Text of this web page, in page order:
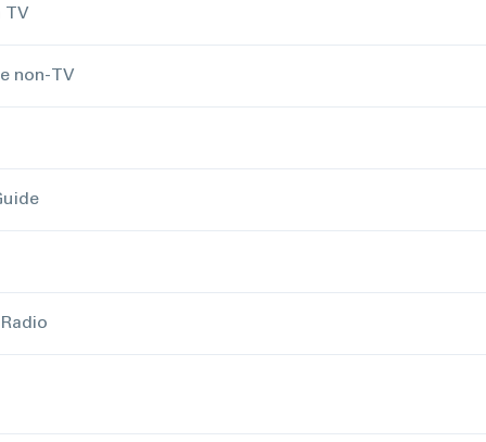
TV
non-TV